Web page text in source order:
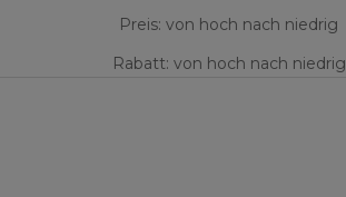
Preis: von hoch nach niedrig
Rabatt: von hoch nach niedrig